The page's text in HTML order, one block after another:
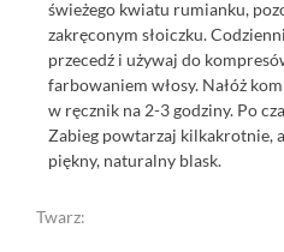
świeżego kwiatu rumianku,
zakręconym słoiczku.
przecedź i używaj do
farbowaniem włosy. Nałóż
w ręcznik na 2-3 godziny. Po
Zabieg powtarzaj kilkakrotnie,
piękny, naturalny blask.
Twarz: